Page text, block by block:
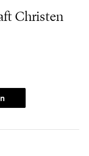
Christen